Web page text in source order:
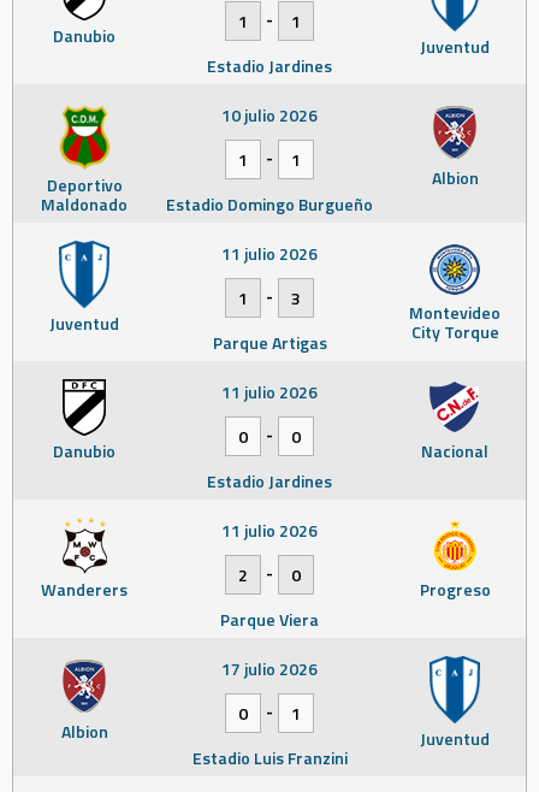
Danubio Juventud
1
-
1
Estadio Jardines
Deportivo
Maldonado
Albion
10 julio 2026
1
-
1
Estadio Domingo Burgueño
Juventud Montevideo
City Torque
11 julio 2026
1
-
3
Parque Artigas
Danubio Nacional
11 julio 2026
0
-
0
Estadio Jardines
Wanderers Progreso
11 julio 2026
2
-
0
Parque Viera
Albion Juventud
17 julio 2026
0
-
1
Estadio Luis Franzini